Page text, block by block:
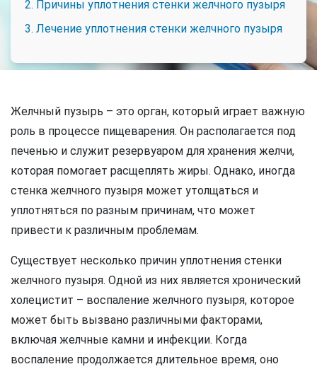
2. Причины уплотнения стенки желчного пузыря
3. Лечение уплотнения стенки желчного пузыря
Желчный пузырь – это орган, который играет важную
роль в процессе пищеварения. Он располагается под
печенью и служит резервуаром для хранения желчи,
которая помогает расщеплять жиры. Однако, иногда
стенка желчного пузыря может утолщаться и
уплотняться по разным причинам, что может
привести к различным проблемам.
Существует несколько причин уплотнения стенки
желчного пузыря. Одной из них является хронический
холецистит – воспаление желчного пузыря, которое
может быть вызвано различными факторами,
включая желчные камни и инфекции. Когда
воспаление продолжается длительное время, оно